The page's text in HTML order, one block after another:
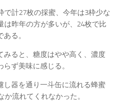
で計27枚の採蜜、今年は3枠少な
は昨年の方が多いが、24枚で比
る。
みると、糖度はやや高く、濃度
ず美味に感じる。
し器を通り一斗缶に流れる蜂蜜
流れてくれなかった。